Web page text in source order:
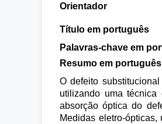
Orientador
Título em português
Palavras-chave em
Resumo em português
O defeito substitucional
utilizando uma técnica
absorção óptica do
Medidas eletro-